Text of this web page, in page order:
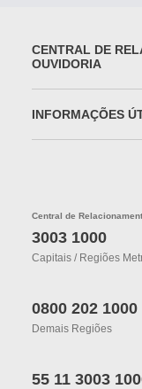
CENTRAL DE
OUVIDORIA
INFORMAÇÕES
Central de
3003 1000
Capitais / Regiões
0800 202 1000
Demais Regiões
55 11 3003